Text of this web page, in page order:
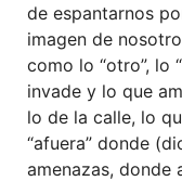
de espantarnos
imagen de
como lo “otro”, lo
invade y lo que
lo de la calle, lo
“afuera” donde
amenazas, donde